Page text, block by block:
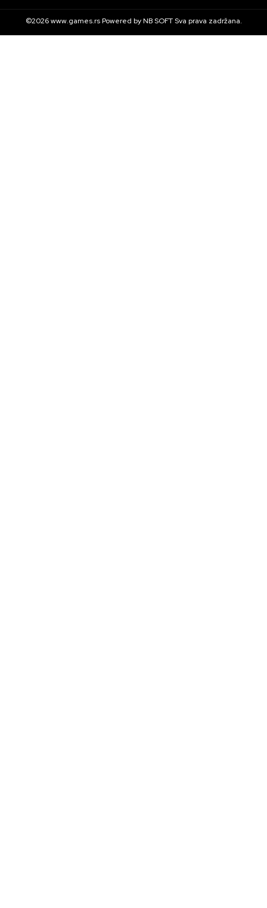
©2026www.games.rs Powered byNB SOFTSva prava zadržana.